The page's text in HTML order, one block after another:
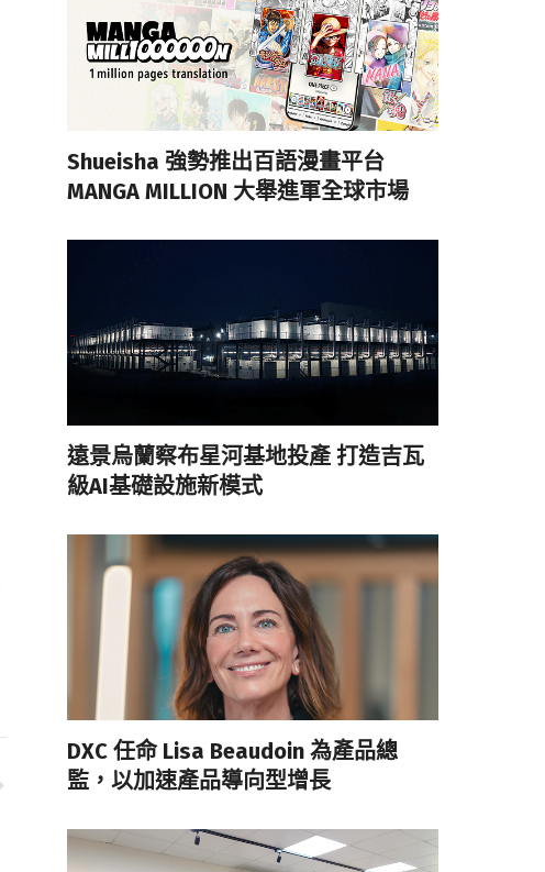
Shueisha 強勢推出百語漫畫平台
MANGA MILLION 大舉進軍全球市場
遠景烏蘭察布星河基地投產 打造吉瓦
級AI基礎設施新模式
DXC 任命 Lisa Beaudoin 為產品總
監，以加速產品導向型增長